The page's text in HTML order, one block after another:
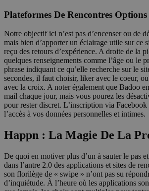
Plateformes De Rencontres Options
Notre objectif ici n’est pas d’encenser ou de
mais bien d’apporter un éclairage utile sur ce
reçu des retours d’expérience. A droite de la
quelques renseignements comme l’âge ou le
phrase indiquant ce qu’elle recherche sur le
secondes, il faut choisir, liker avec le coeur,
avec la croix. A noter également que Badoo
mail chaque jour, mais vous pourez les
pour rester discret. L’inscription via
l’accès à vos données personnelles et intimes.
Happn : La Magie De La
De quoi en motiver plus d’un à sauter le pas
dans l’antre 2.0 des applications et sites de
son florilège de « swipe » n’ont pas su
d’inquiétude. À l’heure où les applications